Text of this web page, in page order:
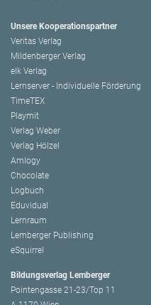
Unsere Kooperationspartner
Veritas Verlag
Mildenberger Verlag
elk Verlag
Lernserver - Individuelle Förderung
TimeTEX
Playmit
Verlag Weber
Verlag Hölzel
Amlogy
Chocolate
Logbuch
Eduvidual
Lernraum
Lemberger Publishing
eSquirrel
Bildungsverlag Lemberger
Pointengasse 21-23/Top 11